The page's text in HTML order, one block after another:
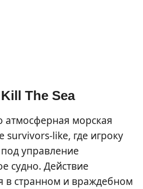
The Sea
атмосферная морская
survivors-like, где игроку
управление
судно. Действие
в странном и враждебном